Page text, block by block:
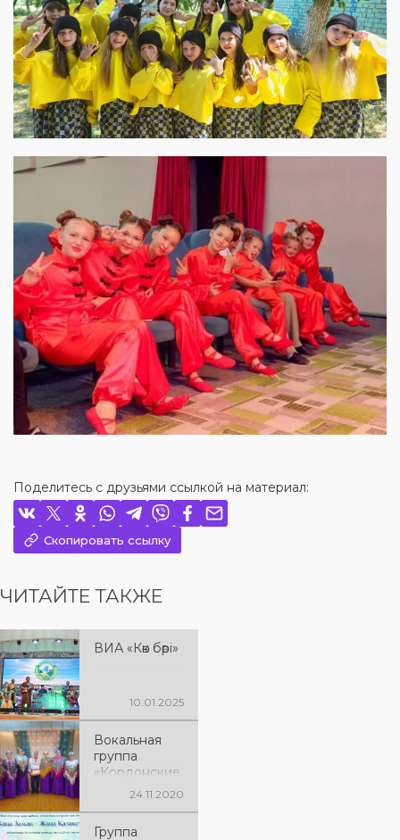
Поделитесь с друзьями ссылкой на материал:
Скопировать ссылку
ЧИТАЙТЕ ТАКЖЕ
ВИА «Көк бөрі»
10.01.2025
Вокальная
группа
«Кордонские
росы»24.11.2020
Группа